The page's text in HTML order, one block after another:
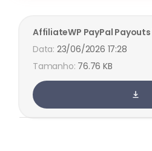
AffiliateWP PayPal Payouts
23/06/2026 17:28
76.76 KB